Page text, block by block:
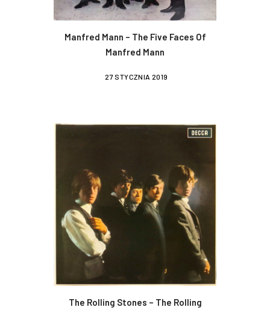
Manfred Mann – The Five Faces Of
Manfred Mann
27 STYCZNIA 2019
The Rolling Stones – The Rolling